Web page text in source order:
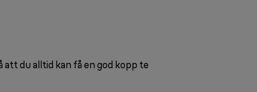
att du alltid kan få en god kopp te